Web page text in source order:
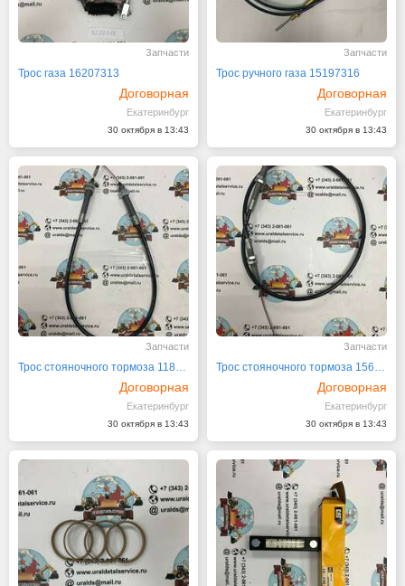
Запчасти
Трос газа 16207313
Договорная
Екатеринбург
30 октября в 13:43
Запчасти
Трос ручного газа 15197316
Договорная
Екатеринбург
30 октября в 13:43
Запчасти
Трос стояночного тормоза 11888468
Договорная
Екатеринбург
30 октября в 13:43
Запчасти
Трос стояночного тормоза 15635082
Договорная
Екатеринбург
30 октября в 13:43